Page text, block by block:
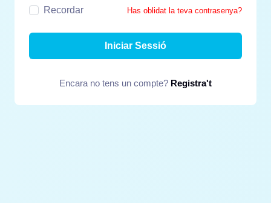
Recordar Has oblidat la teva contrasenya?
Iniciar Sessió
Encara no tens un compte? Registra't